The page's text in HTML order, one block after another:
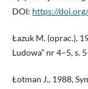
DOI: https://
Łazuk M. (oprac.),
Ludowa” nr 4–5, s.
Łotman J., 1988,